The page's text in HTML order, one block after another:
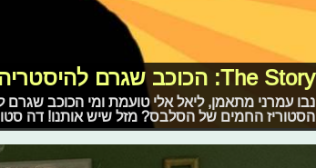
The Story: הכוכב שגרם להיסטריה בקרב המעריצים!
נבו עמרני מתאמן, ליאל אלי טועמת ומי הכוכב
הסטוריז החמים של הסלבס? מזל שיש אותנו! דה